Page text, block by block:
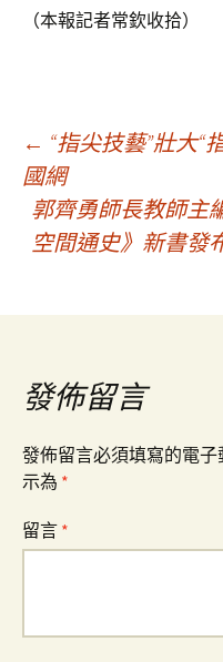
（本報記者常欽收拾）
文
章
導
覽
← “指尖技藝”壯大“
國網
郭齊勇師長教師主
空間通史》新書發
發佈留言
發佈留言必須填寫的電子
示為 *
留言 *